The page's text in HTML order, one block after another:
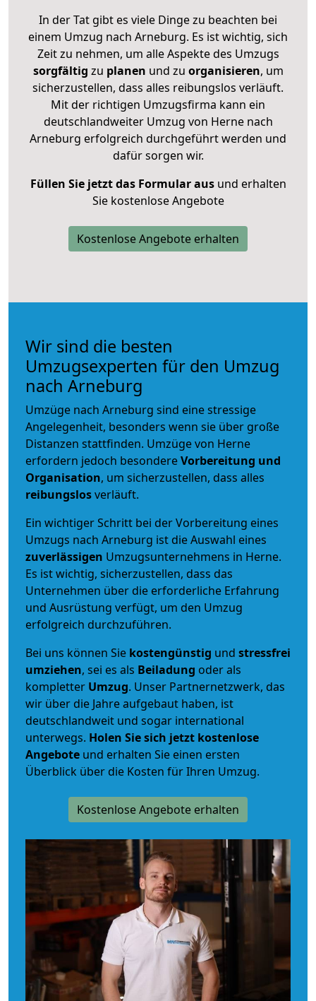
In der Tat gibt es viele Dinge zu beachten bei
einem Umzug nach Arneburg. Es ist wichtig, sich
Zeit zu nehmen, um alle Aspekte des Umzugs
sorgfältig zu planen und zu organisieren, um
sicherzustellen, dass alles reibungslos verläuft.
Mit der richtigen Umzugsfirma kann ein
deutschlandweiter Umzug von Herne nach
Arneburg erfolgreich durchgeführt werden und
dafür sorgen wir.
Füllen Sie jetzt das Formular ausund erhalten
Sie kostenlose Angebote
Kostenlose Angebote erhalten
Wir sind die besten
Umzugsexperten für den Umzug
nach Arneburg
Umzüge nach Arneburg sind eine stressige
Angelegenheit, besonders wenn sie über große
Distanzen stattfinden. Umzüge von Herne
erfordern jedoch besondereVorbereitung und
Organisation, um sicherzustellen, dass alles
reibungslosverläuft.
Ein wichtiger Schritt bei der Vorbereitung eines
Umzugs nach Arneburg ist die Auswahl eines
zuverlässigen Umzugsunternehmens in Herne.
Es ist wichtig, sicherzustellen, dass das
Unternehmen über die erforderliche Erfahrung
und Ausrüstung verfügt, um den Umzug
erfolgreich durchzuführen.
Bei uns können Sie kostengünstig und stressfrei
umziehen, sei es als Beiladung oder als
kompletter Umzug. Unser Partnernetzwerk, das
wir über die Jahre aufgebaut haben, ist
deutschlandweit und sogar international
unterwegs. Holen Sie sich jetzt kostenlose
Angebote und erhalten Sie einen ersten
Überblick über die Kosten für Ihren Umzug.
Kostenlose Angebote erhalten